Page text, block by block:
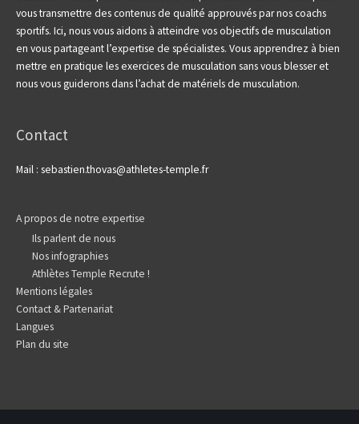
vous transmettre des contenus de qualité approuvés par nos coachs
sportifs. Ici, nous vous aidons à atteindre vos objectifs de musculation
en vous partageant l’expertise de spécialistes. Vous apprendrez à bien
mettre en pratique les exercices de musculation sans vous blesser et
nous vous guiderons dans l’achat de matériels de musculation.
Contact
Mail : sebastien.thovas@athletes-temple.fr
A propos de notre expertise
Ils parlent de nous
Nos infographies
Athlètes Temple Recrute !
Mentions légales
Contact & Partenariat
Langues
Plan du site